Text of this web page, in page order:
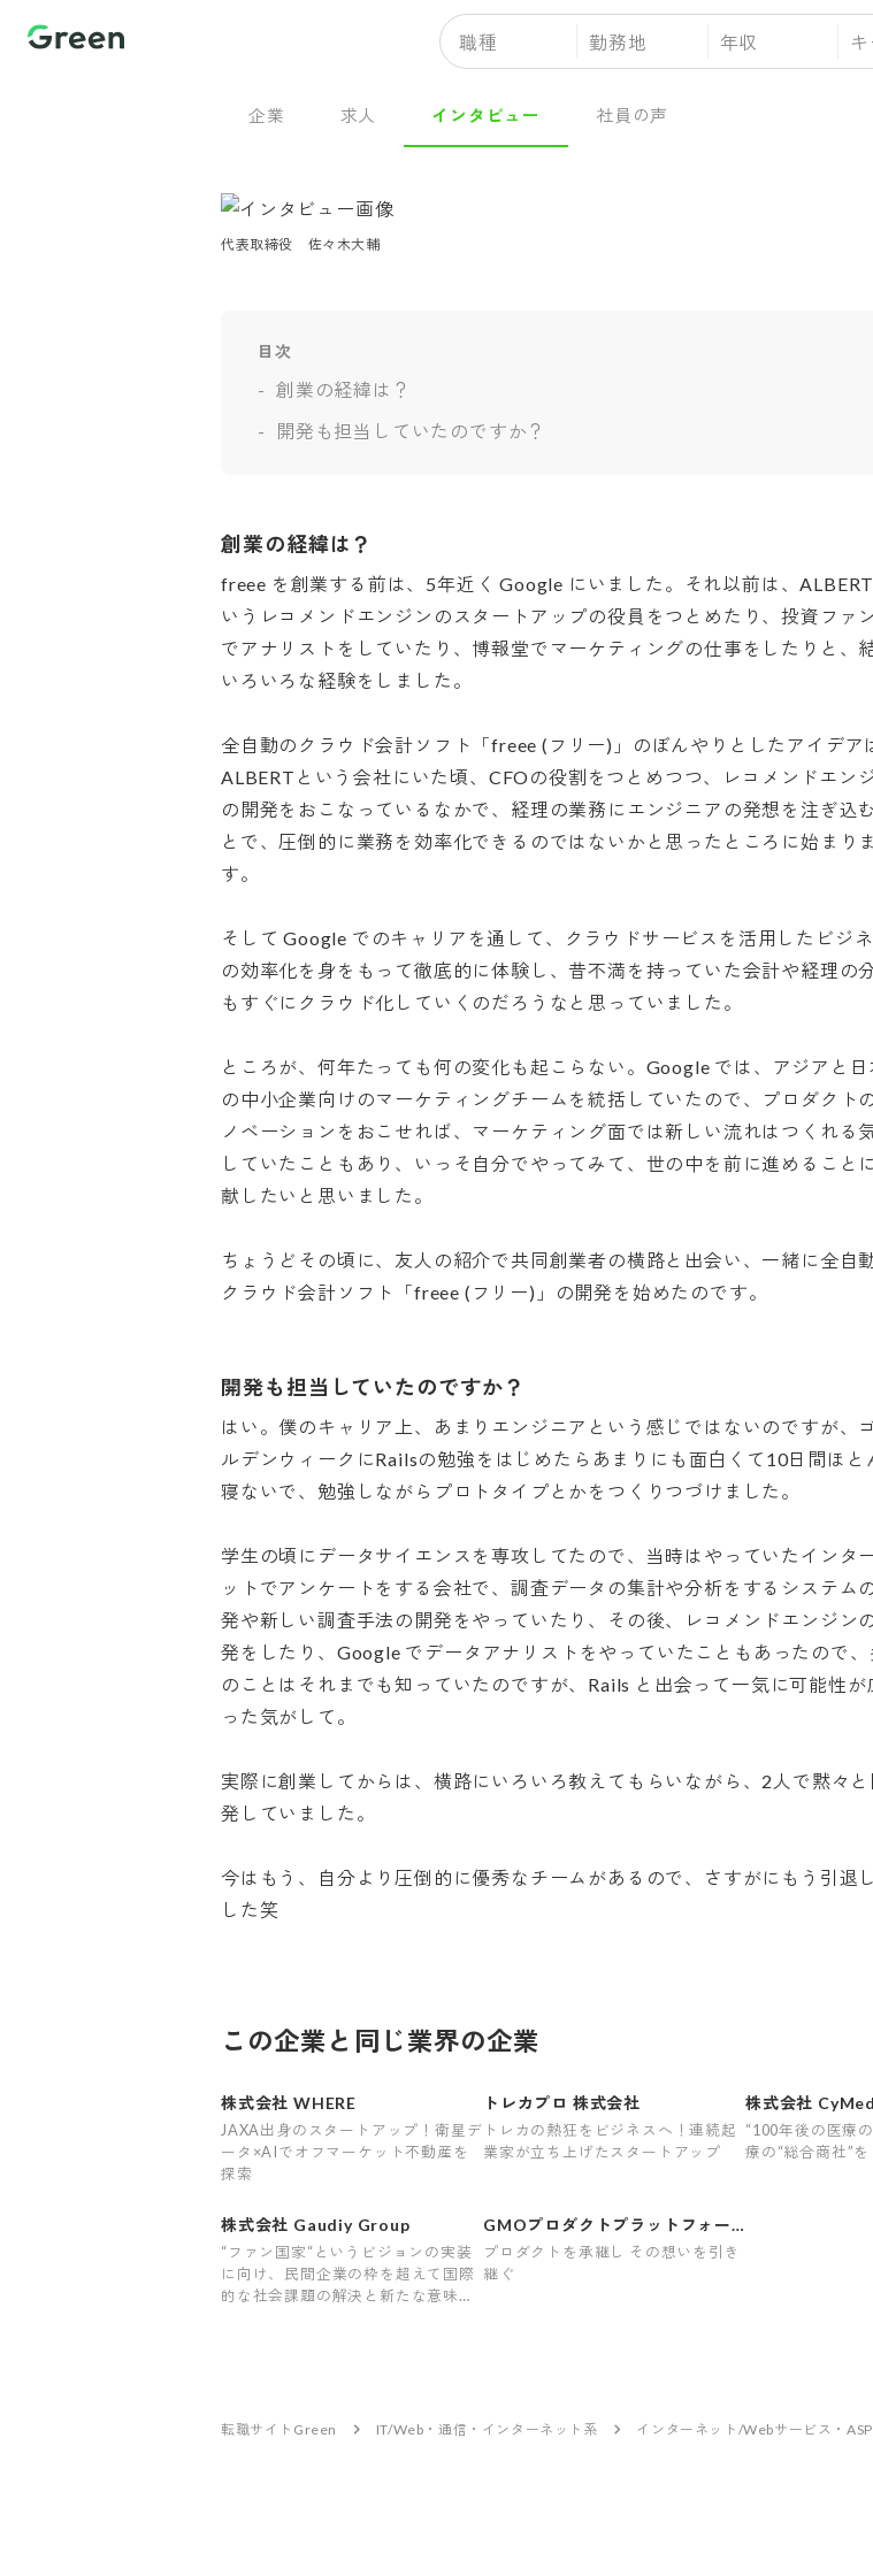
職種 勤務地 年収
企業 求人 インタビュー 社員の声
代表取締役　佐々木大輔
目次
創業の経緯は？
開発も担当していたのですか？
創業の経緯は？
freee を創業する前は、5年近く Google にいました。それ以前は、ALBERT
いうレコメンドエンジンのスタートアップの役員をつとめたり、投資ファ
でアナリストをしていたり、博報堂でマーケティングの仕事をしたりと、
いろいろな経験をしました。
全自動のクラウド会計ソフト「freee (フリー)」のぼんやりとしたアイデア
ALBERTという会社にいた頃、CFOの役割をつとめつつ、レコメンドエン
の開発をおこなっているなかで、経理の業務にエンジニアの発想を注ぎ込
とで、圧倒的に業務を効率化できるのではないかと思ったところに始まりま
す。
そして Google でのキャリアを通して、クラウドサービスを活用したビジ
の効率化を身をもって徹底的に体験し、昔不満を持っていた会計や経理の
もすぐにクラウド化していくのだろうなと思っていました。
ところが、何年たっても何の変化も起こらない。Google では、アジアと日
の中小企業向けのマーケティングチームを統括していたので、プロダクト
ノベーションをおこせれば、マーケティング面では新しい流れはつくれる
していたこともあり、いっそ自分でやってみて、世の中を前に進めること
献したいと思いました。
ちょうどその頃に、友人の紹介で共同創業者の横路と出会い、一緒に全自
クラウド会計ソフト「freee (フリー)」の開発を始めたのです。
開発も担当していたのですか？
はい。僕のキャリア上、あまりエンジニアという感じではないのですが、
ルデンウィークにRailsの勉強をはじめたらあまりにも面白くて10日間ほと
寝ないで、勉強しながらプロトタイプとかをつくりつづけました。
学生の頃にデータサイエンスを専攻してたので、当時はやっていたインタ
ットでアンケートをする会社で、調査データの集計や分析をするシステム
発や新しい調査手法の開発をやっていたり、その後、レコメンドエンジン
発をしたり、Google でデータアナリストをやっていたこともあったので、
のことはそれまでも知っていたのですが、Rails と出会って一気に可能性が
った気がして。
実際に創業してからは、横路にいろいろ教えてもらいながら、2人で黙々と
発していました。
今はもう、自分より圧倒的に優秀なチームがあるので、さすがにもう引退
した笑
この企業と同じ業界の企業
株式会社 WHERE
JAXA出身のスタートアップ！衛星デ
ータ×AIでオフマーケット不動産を
探索
トレカプロ 株式会社
トレカの熱狂をビジネスへ！連続起
業家が立ち上げたスタートアップ
株式会社 CyMed
“100年後の医療
療の“総合商社”
株式会社 Gaudiy Group
“ファン国家“というビジョンの実装
に向け、民間企業の枠を超えて国際
的な社会課題の解決と新たな意味と
GMOプロダクトプラットフォー
ム 株式会社
プロダクトを承継し その想いを引き
継ぐ
転職サイトGreen IT/Web・通信・インターネット系 インターネット/Webサービス・ASP